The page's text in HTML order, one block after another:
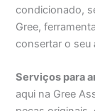
condicionado,
Gree,
consertar o seu
Serviços para
aqui na Gree